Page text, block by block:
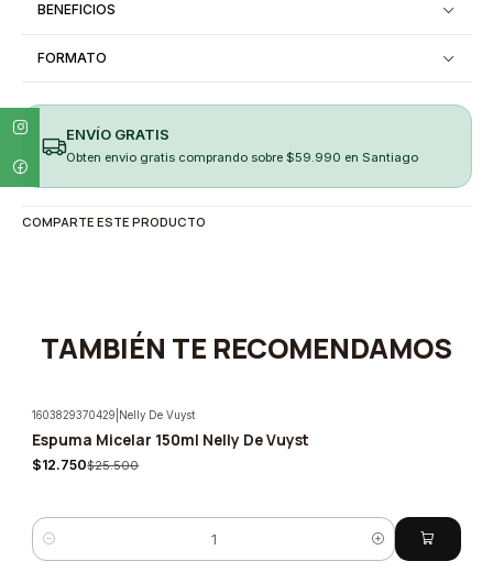
BENEFICIOS
FORMATO
ENVÍO GRATIS
Obten envio gratis comprando sobre $59.990 en Santiago
COMPARTE ESTE PRODUCTO
TAMBIÉN TE RECOMENDAMOS
-50%
1603829370429 Nelly De Vuyst
Espuma Micelar 150ml Nelly De Vuyst
$12.750$25.500
Cantidad